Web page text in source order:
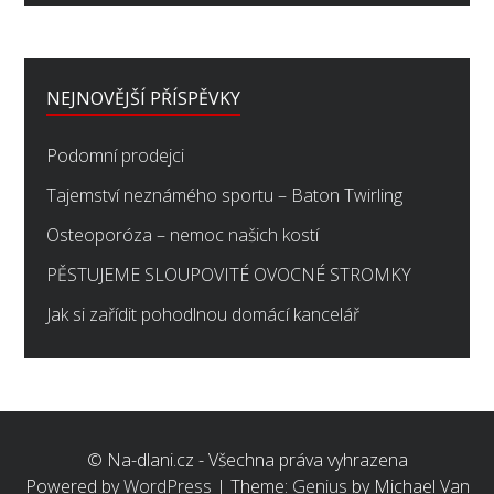
NEJNOVĚJŠÍ PŘÍSPĚVKY
Podomní prodejci
Tajemství neznámého sportu – Baton Twirling
Osteoporóza – nemoc našich kostí
PĚSTUJEME SLOUPOVITÉ OVOCNÉ STROMKY
Jak si zařídit pohodlnou domácí kancelář
© Na-dlani.cz - Všechna práva vyhrazena
Powered byWordPress | Theme: Genius by Michael Van